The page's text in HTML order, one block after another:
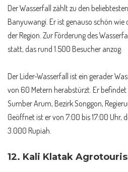
Der Wasserfall zählt zu den
Banyuwangi. Er ist genauso schön wie
der Region. Zur Förderung des
statt, das rund 1.500 Besucher anzog.
Der Lider-Wasserfall ist ein gerader
von 60 Metern herabstürzt. Er
Sumber Arum, Bezirk Songgon,
Geöffnet ist er von 7:00 bis 17:00 Uhr,
3.000 Rupiah.
12. Kali Klatak